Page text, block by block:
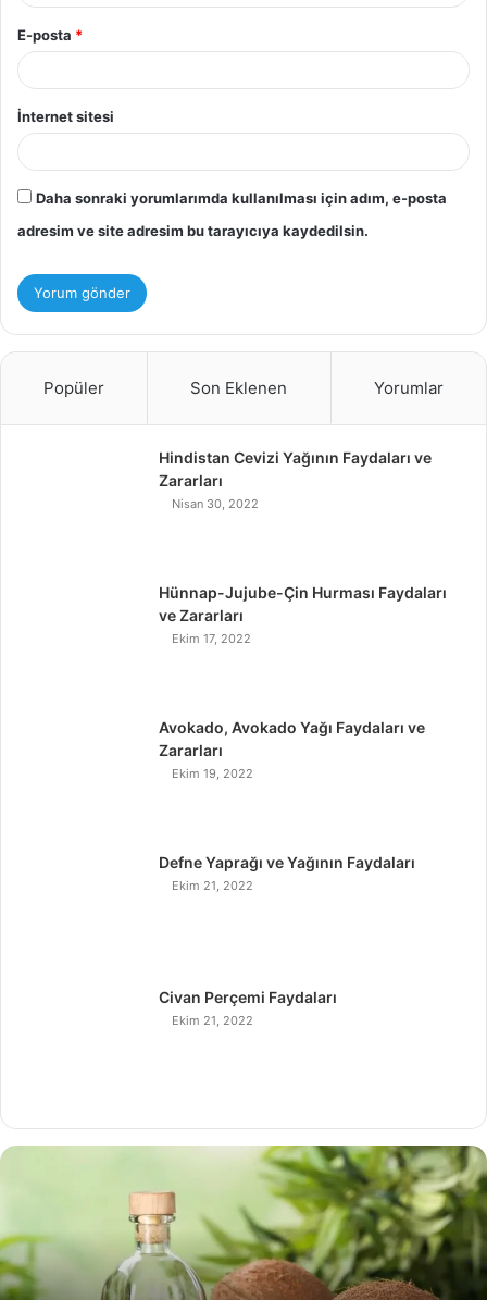
E-posta *
İnternet sitesi
Daha sonraki yorumlarımda kullanılması için adım, e-posta
adresim ve site adresim bu tarayıcıya kaydedilsin.
Popüler Son Eklenen Yorumlar
Hindistan Cevizi Yağının Faydaları ve
Zararları
Nisan 30, 2022
Hünnap-Jujube-Çin Hurması Faydaları
ve Zararları
Ekim 17, 2022
Avokado, Avokado Yağı Faydaları ve
Zararları
Ekim 19, 2022
Defne Yaprağı ve Yağının Faydaları
Ekim 21, 2022
Civan Perçemi Faydaları
Ekim 21, 2022
Hindistan
ve
Zararları